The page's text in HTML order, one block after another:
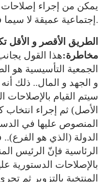
يمكن من إجراء
إجتماعية عميقة لا سيما في الظروف الحالية.
مخاطرة:هذا القول
الجمعية التأسيسية هو
و الجهد و المال.. ذلك
سيتم القيام
الأصل) ثم إجراء
المنصوص عليها في
الدولة (الذي هو الفرع)..
الرئاسية فإنّ الرئيس
بالإصلاحات الدستورية
المنتخبة بالتزوير ثم